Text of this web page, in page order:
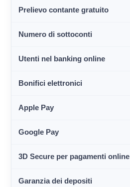
Prelievo contante gratuito
Numero di sottoconti
Utenti nel banking online
Bonifici elettronici
Apple Pay
Google Pay
3D Secure per pagamenti online
Garanzia dei depositi